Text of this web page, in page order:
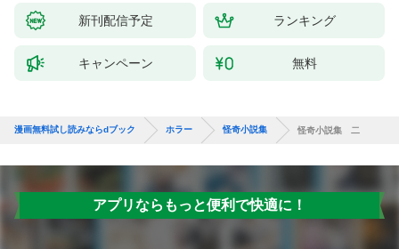
新刊配信予定 ランキング
キャンペーン 無料
漫画無料試し読みならdブック ホラー 怪奇小説集 怪奇小説集 二
アプリならもっと便利で快適に！